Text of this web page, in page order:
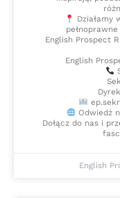
English Prospect
English
Odwiedź
Dołącz do nas i
English